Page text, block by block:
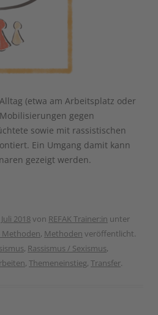
(etwa am Arbeitsplatz oder
gegen
sowie mit rassistischen
Ein Umgang damit kann
gezeigt werden.
2018von REFAK Trainer:in unter
Methoden, Methoden veröffentlicht.
, Rassismus / Sexismus,
, Themeneinstieg, Transfer